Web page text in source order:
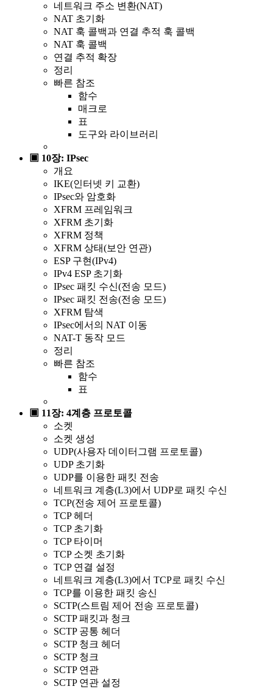
네트워크 주소 변환(NAT)
NAT 초기화
NAT 훅 콜백과 연결 추적 훅 콜백
NAT 훅 콜백
연결 추적 확장
정리
빠른 참조
함수
매크로
표
도구와 라이브러리
▣ 10장: IPsec
개요
IKE(인터넷 키 교환)
IPsec와 암호화
XFRM 프레임워크
XFRM 초기화
XFRM 정책
XFRM 상태(보안 연관)
ESP 구현(IPv4)
IPv4 ESP 초기화
IPsec 패킷 수신(전송 모드)
IPsec 패킷 전송(전송 모드)
XFRM 탐색
IPsec에서의 NAT 이동
NAT-T 동작 모드
정리
빠른 참조
함수
표
▣ 11장: 4계층 프로토콜
소켓
소켓 생성
UDP(사용자 데이터그램 프로토콜)
UDP 초기화
UDP를 이용한 패킷 전송
네트워크 계층(L3)에서 UDP로 패킷 수신
TCP(전송 제어 프로토콜)
TCP 헤더
TCP 초기화
TCP 타이머
TCP 소켓 초기화
TCP 연결 설정
네트워크 계층(L3)에서 TCP로 패킷 수신
TCP를 이용한 패킷 송신
SCTP(스트림 제어 전송 프로토콜)
SCTP 패킷과 청크
SCTP 공통 헤더
SCTP 청크 헤더
SCTP 청크
SCTP 연관
SCTP 연관 설정